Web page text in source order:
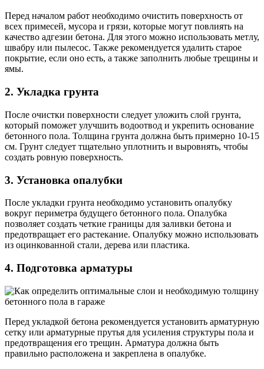
Перед началом работ необходимо очистить поверхность от
всех примесей, мусора и грязи, которые могут повлиять на
качество адгезии бетона. Для этого можно использовать метлу,
швабру или пылесос. Также рекомендуется удалить старое
покрытие, если оно есть, а также заполнить любые трещины и
ямы.
2. Укладка грунта
После очистки поверхности следует уложить слой грунта,
который поможет улучшить водоотвод и укрепить основание
бетонного пола. Толщина грунта должна быть примерно 10-15
см. Грунт следует тщательно уплотнить и выровнять, чтобы
создать ровную поверхность.
3. Установка опалубки
После укладки грунта необходимо установить опалубку
вокруг периметра будущего бетонного пола. Опалубка
позволяет создать четкие границы для заливки бетона и
предотвращает его растекание. Опалубку можно использовать
из оцинкованной стали, дерева или пластика.
4. Подготовка арматуры
Перед укладкой бетона рекомендуется установить арматурную
сетку или арматурные прутья для усиления структуры пола и
предотвращения его трещин. Арматура должна быть
правильно расположена и закреплена в опалубке.